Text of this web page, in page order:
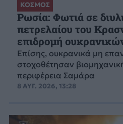
ΚΟΣΜΟΣ
Ρωσία: Φωτιά σε
πετρελαίου του
επιδρομή
Επίσης, ουκρανικά μη
στοχοθέτησαν
περιφέρεια Σαμάρα
8 ΑΥΓ. 2026, 13:28